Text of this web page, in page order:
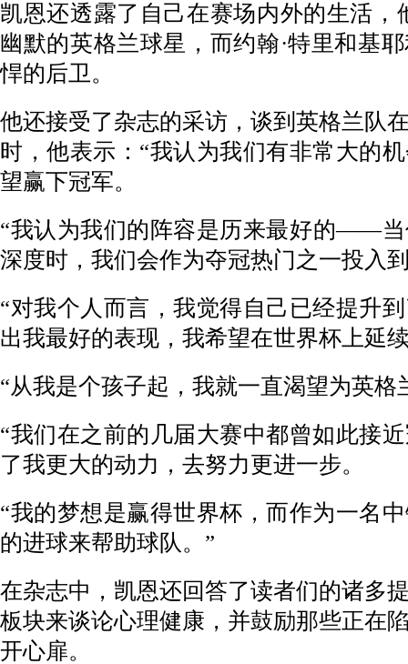
凯恩还透露了自己在赛场内外的生活，
幽默的英格兰球星，而约翰·特里和基
悍的后卫。
他还接受了杂志的采访，谈到英格兰队
时，他表示：“我认为我们有非常大的
望赢下冠军。
“我认为我们的阵容是历来最好的——
深度时，我们会作为夺冠热门之一投入
“对我个人而言，我觉得自己已经提升
出我最好的表现，我希望在世界杯上延
“从我是个孩子起，我就一直渴望为英格
“我们在之前的几届大赛中都曾如此接
了我更大的动力，去努力更进一步。
“我的梦想是赢得世界杯，而作为一名
的进球来帮助球队。”
在杂志中，凯恩还回答了读者们的诸多
板块来谈论心理健康，并鼓励那些正在
开心扉。